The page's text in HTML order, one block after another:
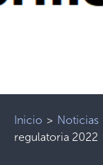
Inicio > Noticias
regulatoria 2022